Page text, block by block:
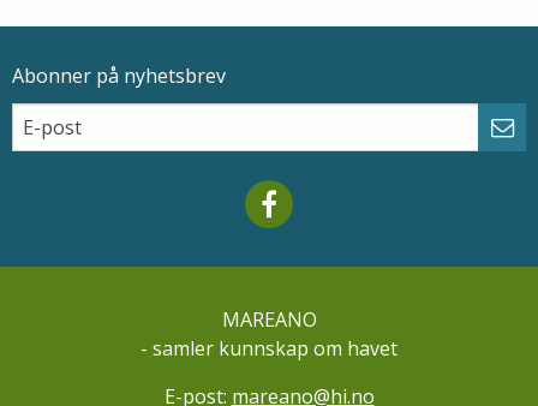
Epostadresse
Abonner på nyhetsbrev
Email
Mareano facebook
MAREANO
- samler kunnskap om havet
E-post: mareano@hi.no